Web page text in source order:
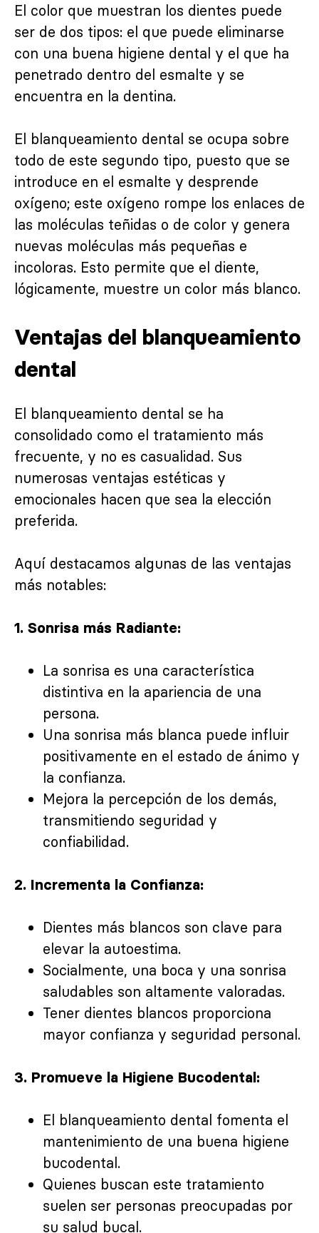
El color que muestran los dientes puede
ser de dos tipos: el que puede eliminarse
con una buena higiene dental y el que ha
penetrado dentro del esmalte y se
encuentra en la dentina.
El blanqueamiento dental se ocupa sobre
todo de este segundo tipo, puesto que se
introduce en el esmalte y desprende
oxígeno; este oxígeno rompe los enlaces de
las moléculas teñidas o de color y genera
nuevas moléculas más pequeñas e
incoloras. Esto permite que el diente,
lógicamente, muestre un color más blanco.
Ventajas del blanqueamiento
dental
El blanqueamiento dental se ha
consolidado como el tratamiento más
frecuente, y no es casualidad. Sus
numerosas ventajas estéticas y
emocionales hacen que sea la elección
preferida.
Aquí destacamos algunas de las ventajas
más notables:
1. Sonrisa más Radiante:
La sonrisa es una característica
distintiva en la apariencia de una
persona.
Una sonrisa más blanca puede influir
positivamente en el estado de ánimo y
la confianza.
Mejora la percepción de los demás,
transmitiendo seguridad y
confiabilidad.
2. Incrementa la Confianza:
Dientes más blancos son clave para
elevar la autoestima.
Socialmente, una boca y una sonrisa
saludables son altamente valoradas.
Tener dientes blancos proporciona
mayor confianza y seguridad personal.
3. Promueve la Higiene Bucodental:
El blanqueamiento dental fomenta el
mantenimiento de una buena higiene
bucodental.
Quienes buscan este tratamiento
suelen ser personas preocupadas por
su salud bucal.